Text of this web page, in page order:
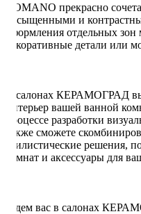
ROMANO прекрасно
насыщенными и
оформления отдельных
декоративные детали или
В салонах КЕРАМОГРАД
интерьер вашей ванной
процессе разработки
также сможете
стилистические решения,
комнат и аксессуары для
Ждем вас в салонах